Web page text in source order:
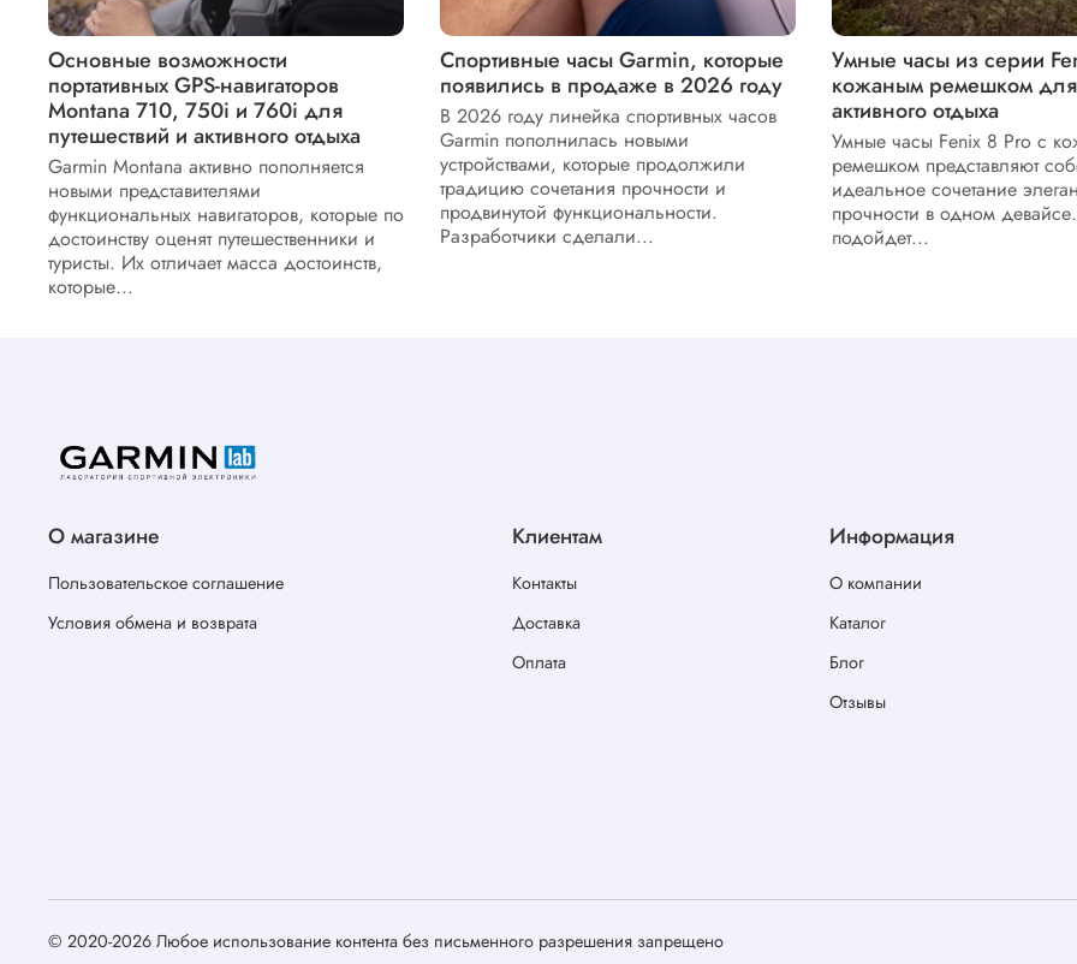
Основные возможности
портативных GPS-навигаторов
Montana 710, 750i и 760i для
путешествий и активного отдыха
Garmin Montana активно пополняется
новыми представителями
функциональных навигаторов, которые по
достоинству оценят путешественники и
туристы. Их отличает масса достоинств,
которые...
Спортивные часы Garmin, которые
появились в продаже в 2026 году
В 2026 году линейка спортивных часов
Garmin пополнилась новыми
устройствами, которые продолжили
традицию сочетания прочности и
продвинутой функциональности.
Разработчики сделали...
Умные часы из серии
кожаным ремешком для
активного отдыха
Умные часы Fenix 8 Pro с
ремешком представляют
идеальное сочетание
прочности в одном
подойдет...
О магазине
Пользовательское соглашение
Условия обмена и возврата
Клиентам
Контакты
Доставка
Оплата
Информация
О компании
Каталог
Блог
Отзывы
© 2020-2026 Любое использование контента без письменного разрешения запрещено